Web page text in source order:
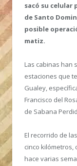
sacó su celular
de Santo
posible
matiz.
Las cabinas han
estaciones que
Gualey,
Francisco del
de Sabana
El recorrido de
cinco
hace varias